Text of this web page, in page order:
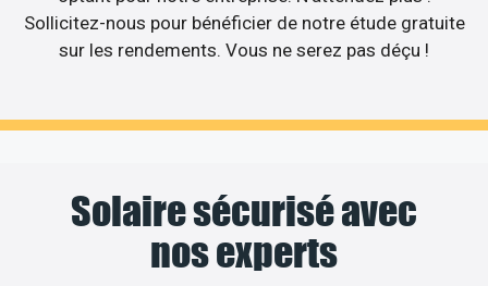
Sollicitez-nous pour bénéficier de notre étude gratuite
sur les rendements. Vous ne serez pas déçu !
Solaire sécurisé avec
nos experts